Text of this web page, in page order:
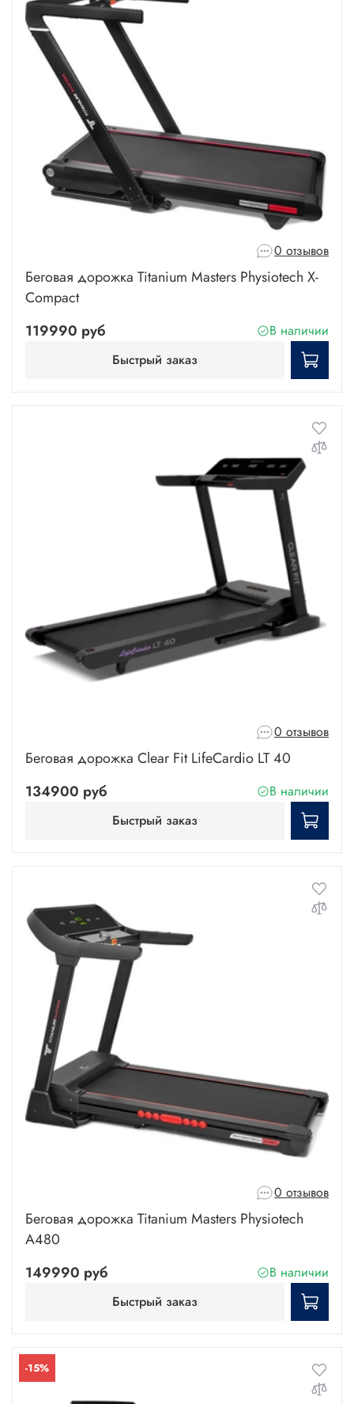
0 отзывов
Беговая дорожка Titanium Masters Physiotech X-
Compact
119990 руб
В наличии
Быстрый заказ
0 отзывов
Беговая дорожка Clear Fit LifeCardio LT 40
134900 руб
В наличии
Быстрый заказ
0 отзывов
Беговая дорожка Titanium Masters Physiotech
A480
149990 руб
В наличии
Быстрый заказ
-15%